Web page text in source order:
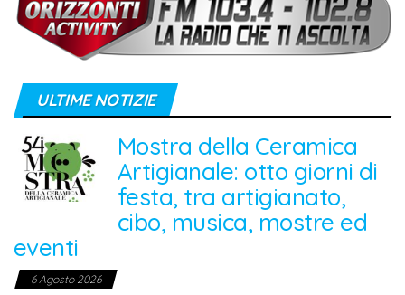
ULTIME NOTIZIE
Mostra della Ceramica
Artigianale: otto giorni di
festa, tra artigianato,
cibo, musica, mostre ed
eventi
6 Agosto 2026